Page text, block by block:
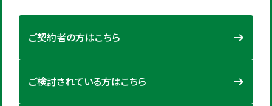
ご契約者の方はこちら
ご検討されている方はこちら